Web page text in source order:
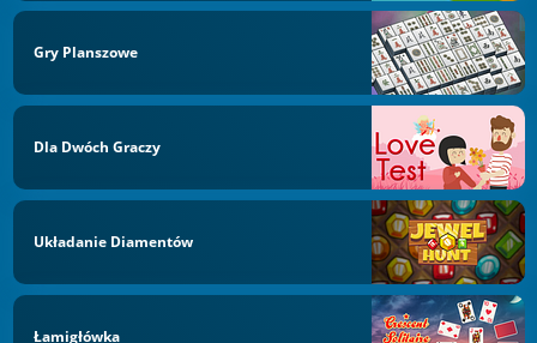
Gry Planszowe
Dla Dwóch Graczy
Układanie Diamentów
Łamigłówka